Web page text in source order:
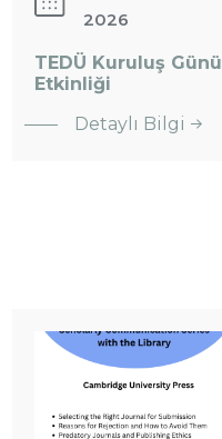
2026
TEDÜ Kuruluş Günü
Etkinliği
Detaylı Bilgi
: TEDÜ
Kuruluş
University
Press